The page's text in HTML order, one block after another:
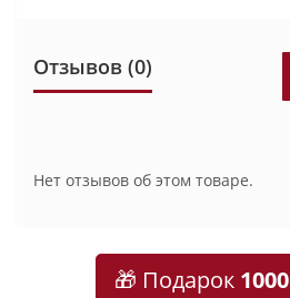
Отзывов (0)
Нет отзывов об этом товаре.
🎁 Подарок 1000